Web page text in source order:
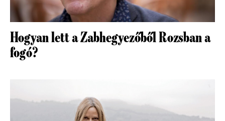
Hogyan lett a Zabhegyezőből Rozsban a
fogó?